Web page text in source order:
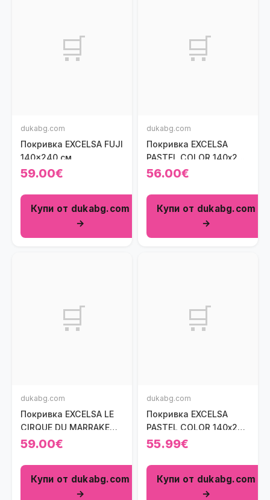
🛒
dukabg.com
Покривка EXCELSA FUJI
140x240 см.
59.00€
Купи от dukabg.com
→
🛒
dukabg.com
Покривка EXCELSA
PASTEL COLOR 140х240
см., син
56.00€
Купи от dukabg.com
→
🛒
dukabg.com
Покривка EXCELSA LE
CIRQUE DU MARRAKECH
140x240 см.
59.00€
Купи от dukabg.com
→
🛒
dukabg.com
Покривка EXCELSA
PASTEL COLOR 140х240
см., лилав
55.99€
Купи от dukabg.com
→